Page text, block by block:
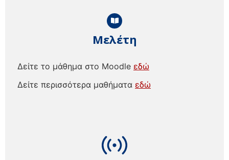
Μελέτη
Δείτε το μάθημα στο Moodle εδώ
Δείτε περισσότερα μαθήματα εδώ